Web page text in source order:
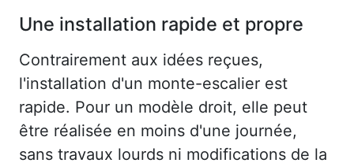
Une installation rapide et propre
Contrairement aux idées reçues,
l'installation d'un monte-escalier est
rapide. Pour un modèle droit, elle peut
être réalisée en moins d'une journée,
sans travaux lourds ni modifications de la